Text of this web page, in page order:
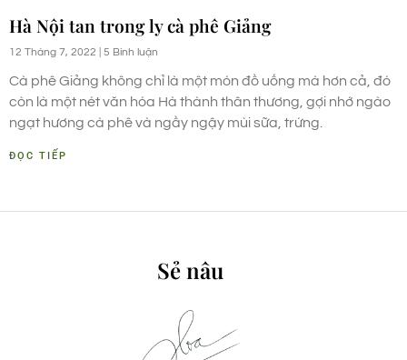
Hà Nội tan trong ly cà phê Giảng
12 Tháng 7, 2022 5 Bình luận
Cà phê Giảng không chỉ là một món đồ uống mà hơn cả, đó
còn là một nét văn hóa Hà thành thân thương, gợi nhớ ngào
ngạt hương cà phê và ngầy ngậy mùi sữa, trứng.
ĐỌC TIẾP
Sẻ nâu